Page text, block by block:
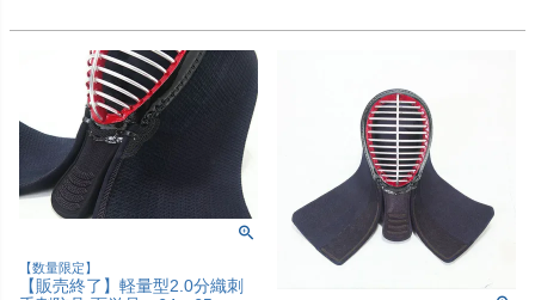
【数量限定】
【販売終了】軽量型2.0分織刺